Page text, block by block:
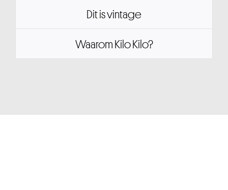
Dit is vintage
Waarom Kilo Kilo?